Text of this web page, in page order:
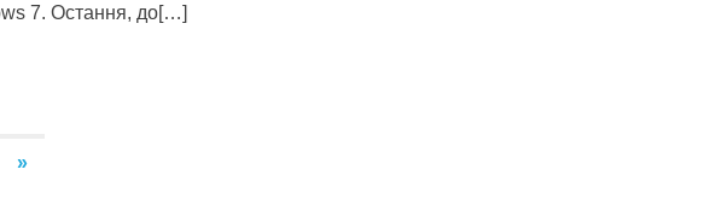
7. Остання, до[…]
СЛЕДУЮЩИЕ
»